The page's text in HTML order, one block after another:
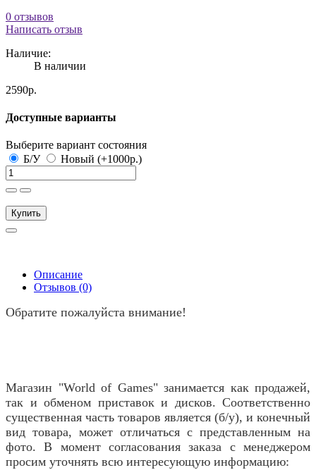
0 отзывов
Написать отзыв
Наличие:
В наличии
2590р.
Доступные варианты
Выберите вариант состояния
Б/У
Новый (+1000р.)
Купить
Описание
Отзывов (0)
Обратите пожалуйста внимание!
Магазин "World of Games" занимается как продажей,
так и обменом приставок и дисков. Соответственно
существенная часть товаров является (б/у), и конечный
вид товара, может отличаться с представленным на
фото. В момент согласования заказа с менеджером
просим уточнять всю интересующую информацию: